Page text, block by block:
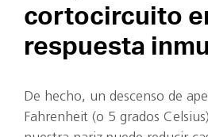
cortocircuito
respuesta
De hecho, un descenso de
Fahrenheit (o 5 grados